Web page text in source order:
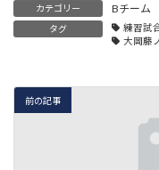
カテゴリー Bチーム
タグ 練習試
大岡藤
前の記事